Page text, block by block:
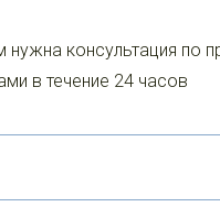
нужна консультация по
в течение 24 часов